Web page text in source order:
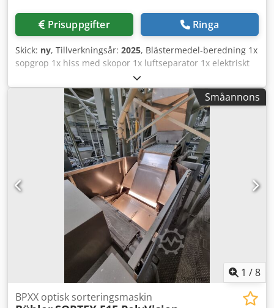
Prisuppgifter Ringa
Skick: ny, Tillverkningsår: 2025, Blästermedel-beredning 1x
sopgrop 1x hiss med skopor 1x luftseparator 1x elektriskt
vibrationssikt 1x blästermedelsbunker 1x
tryckblästerutrustning 200l 1x blästerslang,
blästermunstycke, dödmansgrepp, styrledning Dodpfsw
Ivvcjx Aqqekr 1x styrskåp Tillvalstillbehör: - Tvärgående
skruvtransportör över hela blästerhallens bredd (även som
extra buffert för flertimmarsblästring) - Utbyggnad till 2
blästermedel: ferritiskt och mineraliskt - Trum-
magnetseparator - Slutsteg för avmagnetisering -
Magnetlåda
Småannons
1 /8
BPXX optisk sorteringsmaskin